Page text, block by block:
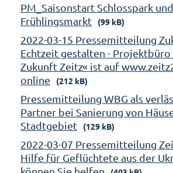
PM_Saisonstart Schlosspark und
Frühlingsmarkt
(99 kB)
2022-03-15 Pressemitteilung
Echtzeit gestalten -
Zukunft Zeitz« ist auf
online
(212 kB)
Pressemitteilung WBG als
Partner bei Sanierung von
Stadtgebiet
(129 kB)
2022-03-07 Pressemitteilung
Hilfe für Geflüchtete aus der